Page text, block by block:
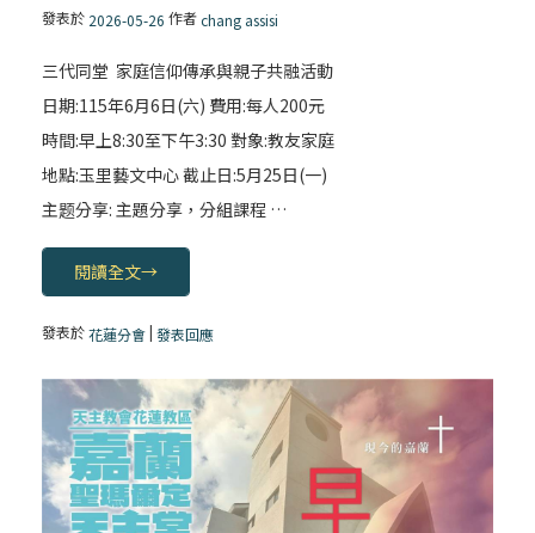
發表於 2026-05-26 作者chang assisi
三代同堂 家庭信仰傳承與親子共融活動
日期:115年6月6日(六) 費用:每人200元
時間:早上8:30至下午3:30 對象:教友家庭
地點:玉里藝文中心 截止日:5月25日(一)
主题分享: 主題分享，分組課程 …
閱讀全文→
發表於花蓮分會|發表回應